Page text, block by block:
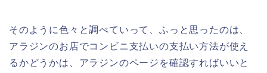
そのように色々と調べていって、ふっと思ったのは、
アラジンのお店でコンビニ支払いの支払い方法が使え
るかどうかは、アラジンのページを確認すればいいと